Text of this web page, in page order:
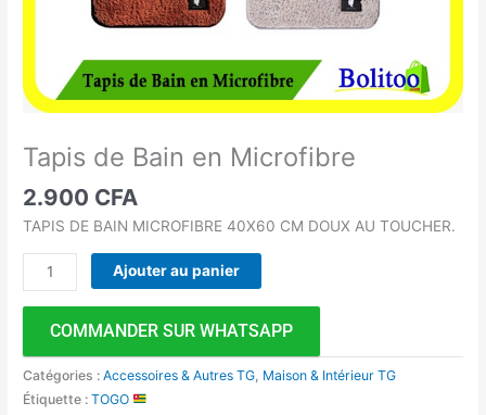
Tapis de Bain en Microfibre
2.900 CFA
TAPIS DE BAIN MICROFIBRE 40X60 CM DOUX AU TOUCHER.
Ajouter au panier
COMMANDER SUR WHATSAPP
Catégories :Accessoires & Autres TG Maison & Intérieur TG
Étiquette :TOGO